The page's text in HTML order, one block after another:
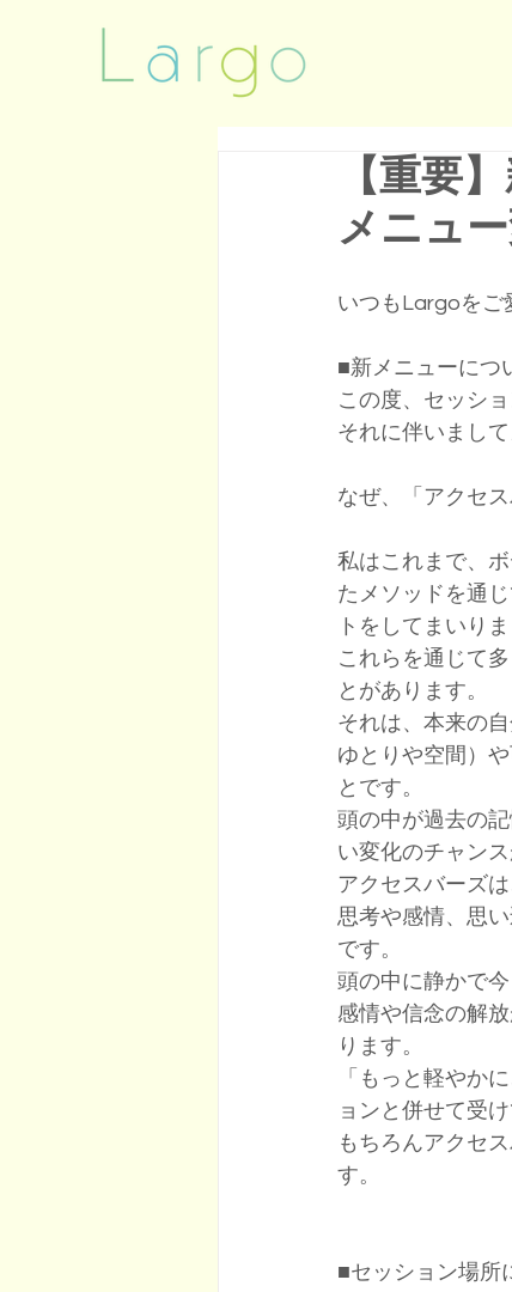
【重要
メニュ
いつもLargoをご
■新メニューにつ
この度、セッシ
それに伴いまし
なぜ、「アクセ
私はこれまで、
たメソッドを通
トをしてまいりま
これらを通じて
とがあります。
それは、本来の
ゆとりや空間）
とです。
頭の中が過去の
い変化のチャン
アクセスバーズ
思考や感情、思
です。
頭の中に静かで
感情や信念の解
ります。
「もっと軽やか
ョンと併せて受
もちろんアクセ
す。
​■セッション場所